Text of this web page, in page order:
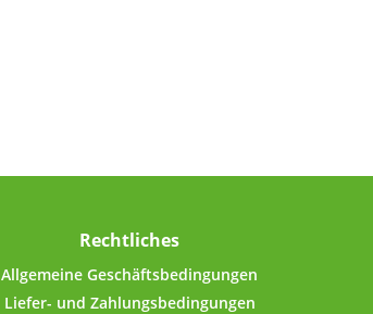
Rechtliches
Allgemeine Geschäftsbedingungen
Liefer- und Zahlungsbedingungen